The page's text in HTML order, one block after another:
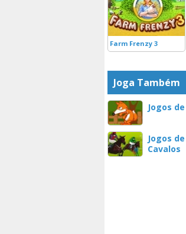
Farm Frenzy 3
Joga Também
Jogos
Jogos
Cavalos